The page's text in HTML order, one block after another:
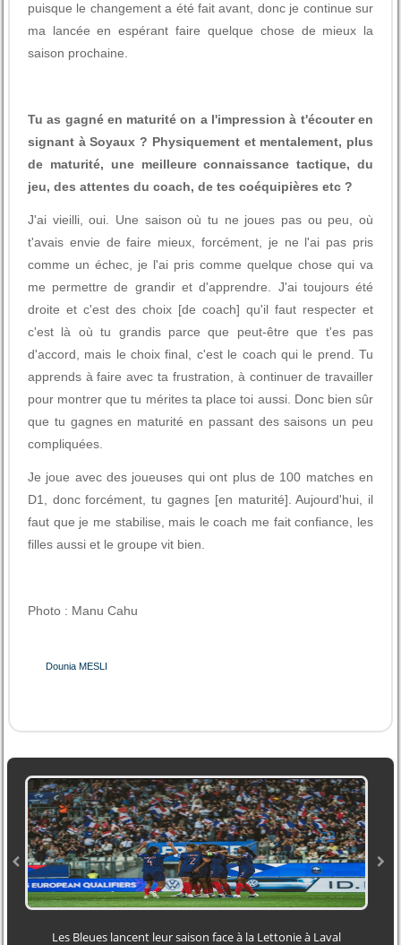
puisque le changement a été fait avant, donc je continue sur
ma lancée en espérant faire quelque chose de mieux la
saison prochaine.
Tu as gagné en maturité on a l'impression à t'écouter en
signant à Soyaux ? Physiquement et mentalement, plus
de maturité, une meilleure connaissance tactique, du
jeu, des attentes du coach, de tes coéquipières etc ?
J'ai vieilli, oui. Une saison où tu ne joues pas ou peu, où
t'avais envie de faire mieux, forcément, je ne l'ai pas pris
comme un échec, je l'ai pris comme quelque chose qui va
me permettre de grandir et d'apprendre. J'ai toujours été
droite et c'est des choix [de coach] qu'il faut respecter et
c'est là où tu grandis parce que peut-être que t'es pas
d'accord, mais le choix final, c'est le coach qui le prend. Tu
apprends à faire avec ta frustration, à continuer de travailler
pour montrer que tu mérites ta place toi aussi. Donc bien sûr
que tu gagnes en maturité en passant des saisons un peu
compliquées.
Je joue avec des joueuses qui ont plus de 100 matches en
D1, donc forcément, tu gagnes [en maturité]. Aujourd'hui, il
faut que je me stabilise, mais le coach me fait confiance, les
filles aussi et le groupe vit bien.
Photo : Manu Cahu
Dounia MESLI
Les Bleues lancent leur saison face à la Lettonie à Laval